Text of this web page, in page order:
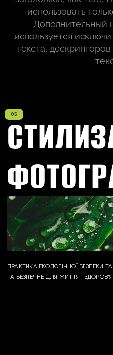
использовать
Дополнительный
используется
текста,
ПРАКТИКА ЕКОЛОГІЧНОЇ БЕЗПЕКИ
ТА БЕЗПЕЧНЕ ДЛЯ ЖИТТЯ І